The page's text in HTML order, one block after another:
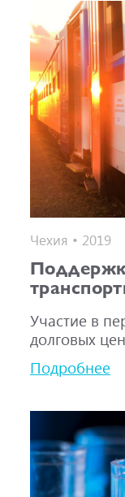
Чехия • 2019
Участие в
долговых
Подробнее